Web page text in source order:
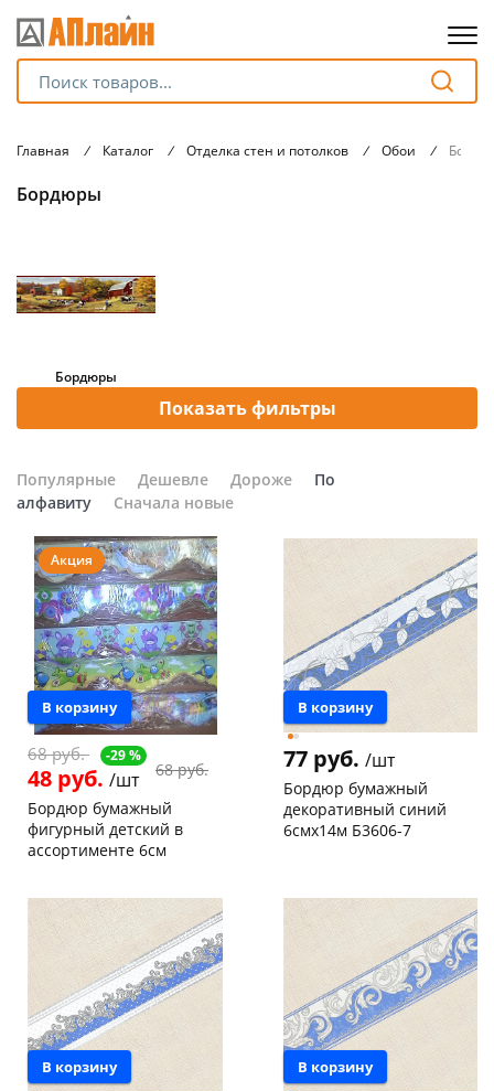
Главная / Каталог / Отделка стен и потолков / Обои /
Бордюры
Бордюры
Показать фильтры
Популярные Дешевле Дороже
По
алфавиту
Сначала новые
Акция
В корзину
68 руб. -29 %
48 руб. /шт
68 руб.
Бордюр бумажный
фигурный детский в
ассортименте 6см
Код товара
18350
В корзину
77 руб. /шт
Бордюр бумажный
декоративный синий
6смх14м Б3606-7
В корзину В корзину
Разбейте
оплату
25%
Добавляйте товары
в корзину
Оплачивайте сегодня только
25% картой любого банка
Получайте товар
выбранный способом
Оставшиеся
списываться
Подробнее
об оплате Плайтом